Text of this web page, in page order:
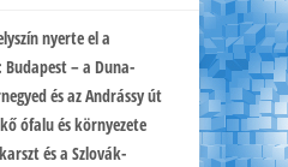
nyerte el a
– a Duna-
és az Andrássy út
ófalu és környezete
és a Szlovák-